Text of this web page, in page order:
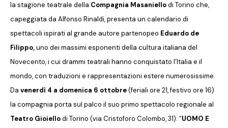
la stagione teatrale della Compagnia Masaniellodi Torino che,
capeggiata da Alfonso Rinaldi, presenta un calendario di
spettacoli ispirati al grande autore partenopeo Eduardo de
Filippo,uno dei massimi esponenti della cultura italiana del
Novecento, i cui drammi teatrali hanno conquistato l’Italia e il
mondo, con traduzioni e rappresentazioni estere numerosissime.
Da venerdì 4 a domenica 6 ottobre(feriali ore 21, festivo ore 16)
la compagnia porta sul palco il suo primo spettacolo regionale al
Teatro Gioiellodi Torino (via Cristoforo Colombo, 31): “UOMO E